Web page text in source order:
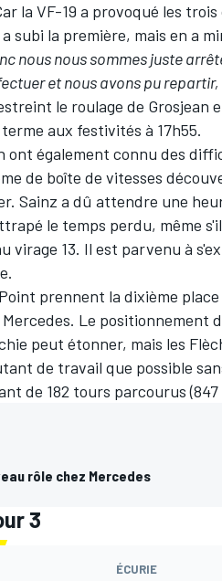
la VF-19 a provoqué les
subi la première, mais en a
nous nous sommes juste
et nous avons pu
le roulage de Grosjean
aux festivités à 17h55.
ont également connu des
de boîte de vitesses
Sainz a dû attendre une
le temps perdu, même
virage 13. Il est parvenu à
prennent la dixième
Le positionnement
peut étonner, mais les
de travail que possible
de 182 tours parcourus
rôle chez Mercedes
3
ÉCURIE